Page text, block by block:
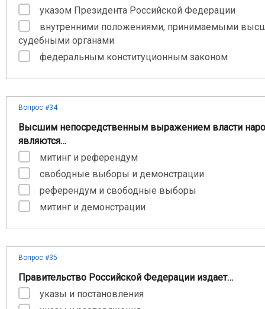
указом Президента Российской Федерации
внутренними положениями, принимаемыми
судебными органами
федеральным конституционным законом
Вопрос #34
Высшим непосредственным выражением власти
являются…
митинг и референдум
свободные выборы и демонстрации
референдум и свободные выборы
митинг и демонстрации
Вопрос #35
Правительство Российской Федерации издает…
указы и постановления